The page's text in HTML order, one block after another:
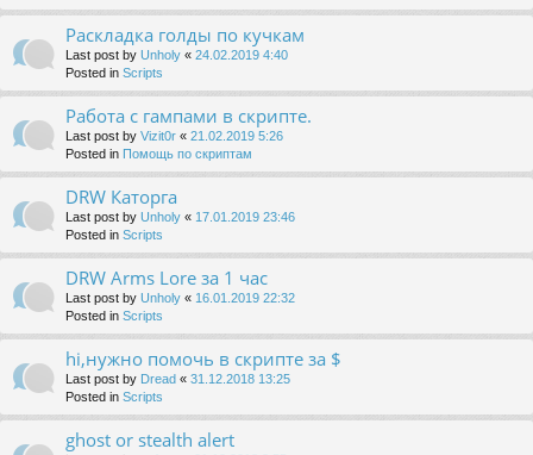
Раскладка голды по кучкам
Last post by Unholy « 24.02.2019 4:40
Posted in Scripts
Работа с гампами в скрипте.
Last post by Vizit0r « 21.02.2019 5:26
Posted in Помощь по скриптам
DRW Каторга
Last post by Unholy « 17.01.2019 23:46
Posted in Scripts
DRW Arms Lore за 1 час
Last post by Unholy « 16.01.2019 22:32
Posted in Scripts
hi,нужно помочь в скрипте за $
Last post by Dread « 31.12.2018 13:25
Posted in Scripts
ghost or stealth alert